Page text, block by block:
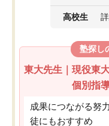
高校生
塾探し
東大先生｜現役東
個別指
成果につながる努
徒にもおすすめ